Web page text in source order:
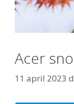
Acer
11 april 2023